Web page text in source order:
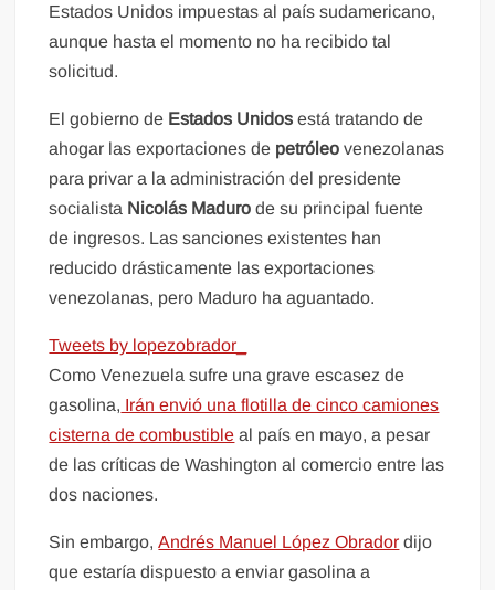
Estados Unidos impuestas al país sudamericano,
aunque hasta el momento no ha recibido tal
solicitud.
El gobierno de Estados Unidos está tratando de
ahogar las exportaciones de petróleo venezolanas
para privar a la administración del presidente
socialista Nicolás Maduro de su principal fuente
de ingresos. Las sanciones existentes han
reducido drásticamente las exportaciones
venezolanas, pero Maduro ha aguantado.
Tweets by lopezobrador_
Como Venezuela sufre una grave escasez de
gasolina, Irán envió una flotilla de cinco camiones
cisterna de combustible al país en mayo, a pesar
de las críticas de Washington al comercio entre las
dos naciones.
Sin embargo,Andrés Manuel López Obrador dijo
que estaría dispuesto a enviar gasolina a